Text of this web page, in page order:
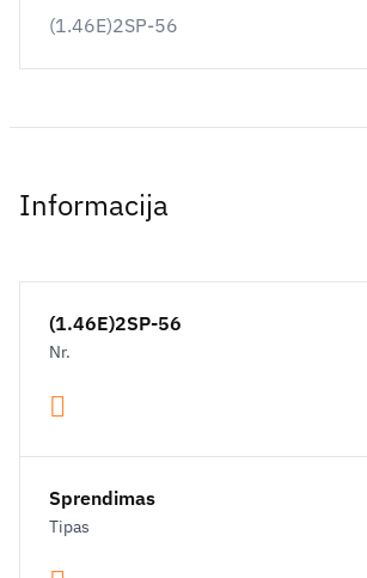
(1.46E)2SP-56
Informacija
(1.46E)2SP-56
Nr.
Sprendimas
Tipas